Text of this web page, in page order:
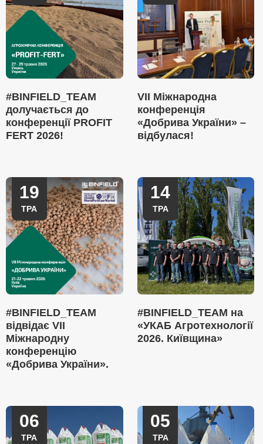
#BINFIELD_TEAM
долучається до
конференції PROFIT
FERT 2026!
VII Міжнародна
конференція
«Добрива України» –
відбулася!
19
ТРА
#BINFIELD_TEAM
відвідає VII
Міжнародну
конференцію
«Добрива України».
14
ТРА
#BINFIELD_TEAM на
«УКАБ Агротехнології
2026. Київщина»
06
ТРА
05
ТРА